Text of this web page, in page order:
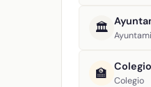
🏛️
🏫 Colegio